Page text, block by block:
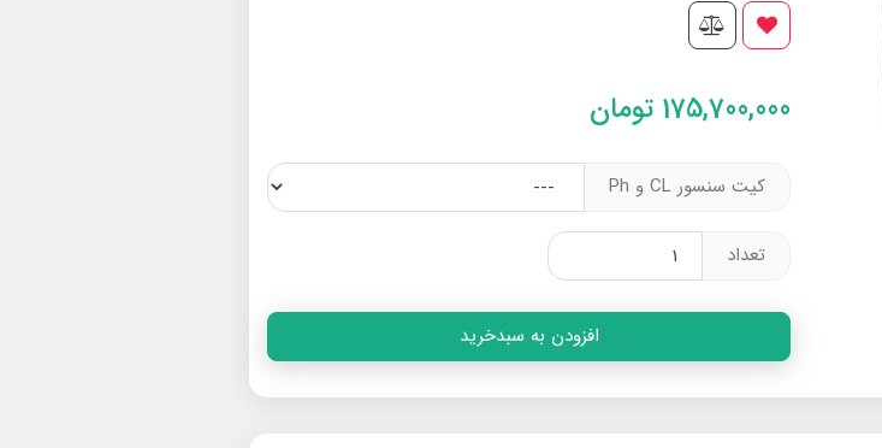
175,700,000 تومان
کیت سنسور CL و Ph
تعداد
افزودن به سبدخرید